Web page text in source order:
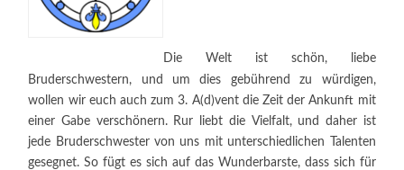
Die Welt ist schön, liebe
Bruderschwestern, und um dies gebührend zu würdigen,
wollen wir euch auch zum 3. A(d)vent die Zeit der Ankunft mit
einer Gabe verschönern. Rur liebt die Vielfalt, und daher ist
jede Bruderschwester von uns mit unterschiedlichen Talenten
gesegnet. So fügt es sich auf das Wunderbarste, dass sich für